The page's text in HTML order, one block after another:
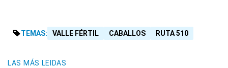
TEMAS: VALLE FÉRTIL CABALLOS RUTA 510
LAS MÁS LEIDAS